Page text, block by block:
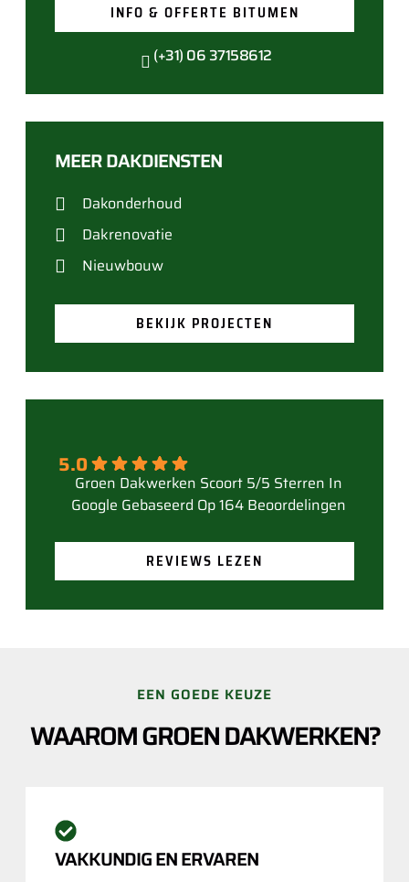
INFO & OFFERTE BITUMEN
(+31) 06 37158612
MEER DAKDIENSTEN
Dakonderhoud
Dakrenovatie
Nieuwbouw
BEKIJK PROJECTEN
5.0
Gebaseerd Op 164 Beoordelingen
REVIEWS LEZEN
EEN GOEDE KEUZE
WAAROM GROEN DAKWERKEN?
VAKKUNDIG EN ERVAREN